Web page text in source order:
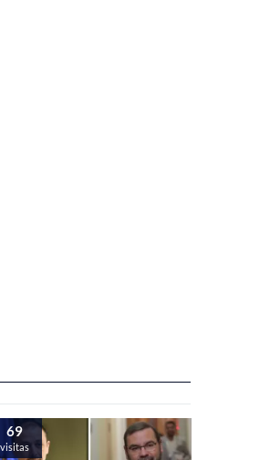
69
visitas